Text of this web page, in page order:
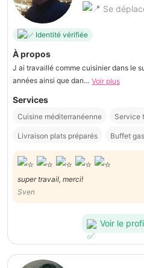
Se
Identité vérifiée
À propos
J ai travaillé comme cuisinier dans le
années ainsi que dan... Voir plus
Services
Cuisine méditerranéenne Service
Livraison plats préparés Buffet
super travail, merci!
Sven
Voir le